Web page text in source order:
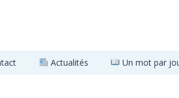
Actualités Un mot par